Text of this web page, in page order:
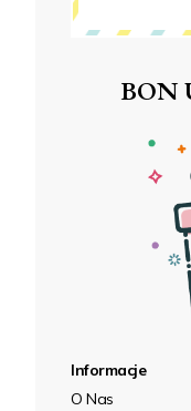
Informacje
O Nas
BON